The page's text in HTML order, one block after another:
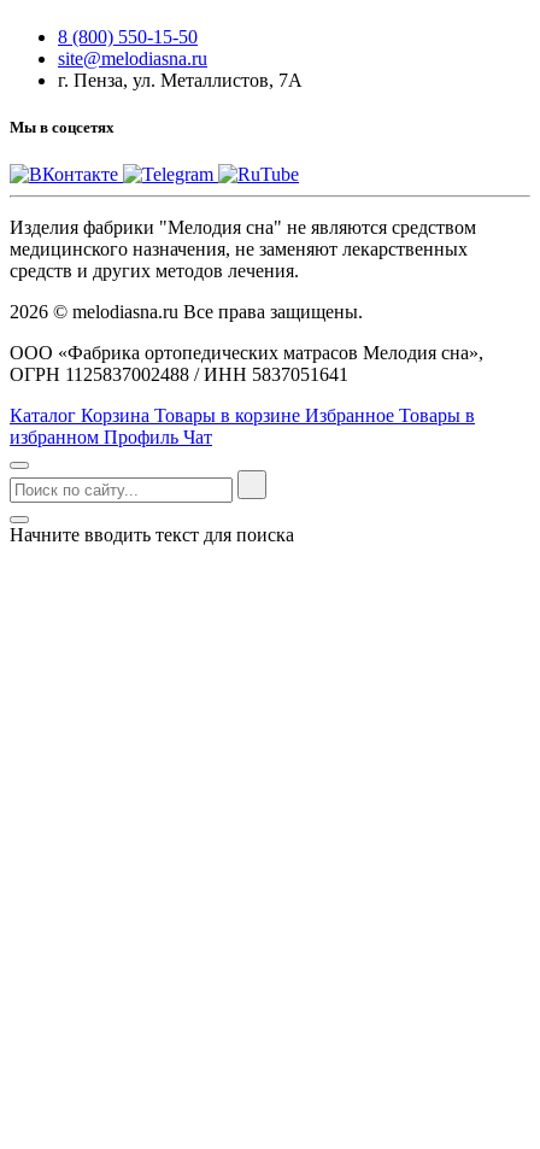
8 (800) 550-15-50
site@melodiasna.ru
г. Пенза, ул. Металлистов, 7А
Мы в соцсетях
Изделия фабрики "Мелодия сна" не являются средством
медицинского назначения, не заменяют лекарственных
средств и других методов лечения.
2026 © melodiasna.ru Все права защищены.
ООО «Фабрика ортопедических матрасов Мелодия сна»,
ОГРН 1125837002488 / ИНН 5837051641
Каталог Корзина Товары в корзине Избранное Товары в
избранном Профиль Чат
Начните вводить текст для поиска